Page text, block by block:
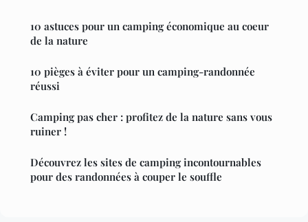
10 astuces pour un camping économique au coeur
de la nature
10 pièges à éviter pour un camping-randonnée
réussi
Camping pas cher : profitez de la nature sans vous
ruiner !
Découvrez les sites de camping incontournables
pour des randonnées à couper le souffle